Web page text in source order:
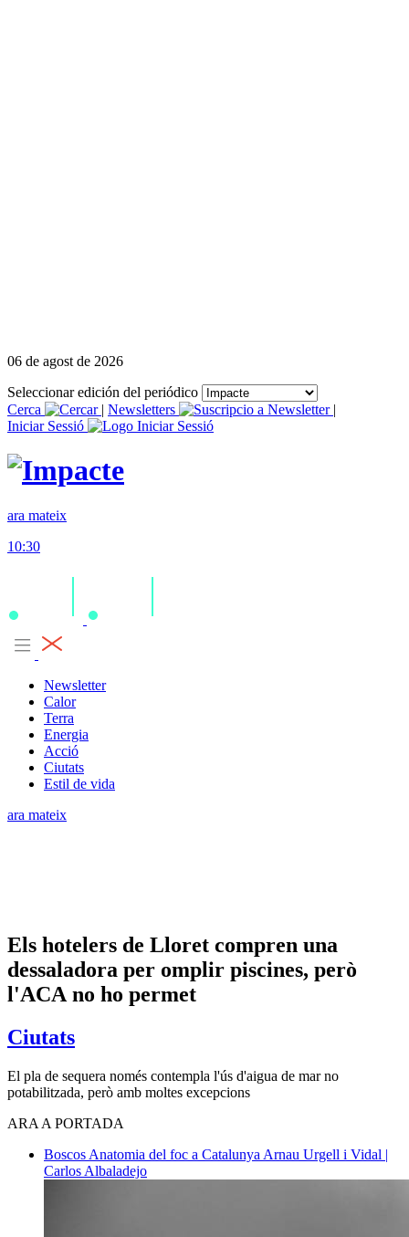
06 de agost de 2026
Seleccionar edición del periódico
Cerca
| Newsletters
|
Iniciar Sessió
ara mateix
10:30
Newsletter
Calor
Terra
Energia
Acció
Ciutats
Estil de vida
ara mateix
Els hotelers de Lloret compren una
dessaladora per omplir piscines, però
l'ACA no ho permet
Ciutats
El pla de sequera només contempla l'ús d'aigua de mar no
potabilitzada, però amb moltes excepcions
ARA A PORTADA
Boscos Anatomia del foc a Catalunya Arnau Urgell i Vidal |
Carlos Albaladejo